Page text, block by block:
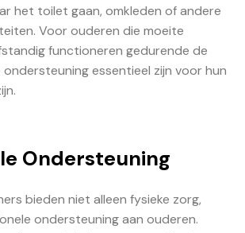
het toilet gaan, omkleden of andere
Voor ouderen die moeite
functioneren gedurende de
essentieel zijn voor hun
Ondersteuning
bieden niet alleen fysieke zorg,
ondersteuning aan ouderen.